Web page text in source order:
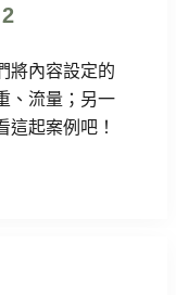
將內容設定的
、流量；另一
起案例吧！